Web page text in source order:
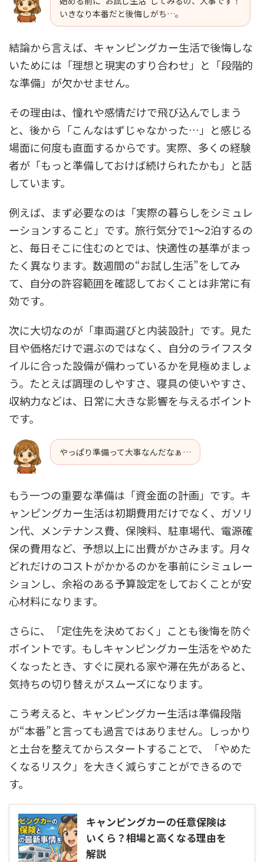
いきなり本番だと後悔しがち…。
結論から言えば、キャンピングカー生活で後悔しな
いためには「理想と現実のすり合わせ」と「段階的
な準備」が欠かせません。
その理由は、憧れや感情だけで飛び込んでしまう
と、後から「こんなはずじゃなかった…」と感じる
場面に何度も直面するからです。実際、多くの経験
者が「もっと準備しておけば続けられたかも」と話
しています。
例えば、まず必要なのは「実際の暮らしをシミュレ
ーションすること」です。旅行気分で1〜2泊するの
と、毎日そこに住むのとでは、快適性の基準がまっ
たく異なります。数週間の“お試し生活”をしてみ
て、自分の許容範囲を確認しておくことは非常に有
効です。
次に大切なのが「車両選びと内装設計」です。見た
目や価格だけで選ぶのではなく、自分のライフスタ
イルに合った設備が備わっているかを見極めましょ
う。たとえば調理のしやすさ、寝具の使いやすさ、
収納力などは、日常に大きな影響を与えるポイント
です。
やっぱり準備って大事なんだなぁ…
もう一つの重要な準備は「資金面の計画」です。キ
ャンピングカー生活は初期費用だけでなく、ガソリ
ン代、メンテナンス費、保険料、駐車場代、電源確
保の費用など、予想以上に出費がかさみます。月々
どれだけのコストがかかるのかを事前にシミュレー
ションし、余裕のある予算設定をしておくことが安
心材料になります。
さらに、「定住先を決めておく」ことも後悔を防ぐ
ポイントです。もしキャンピングカー生活をやめた
くなったとき、すぐに戻れる家や滞在先があると、
気持ちの切り替えがスムーズになります。
こう考えると、キャンピングカー生活は準備段階
が“本番”と言っても過言ではありません。しっかり
と土台を整えてからスタートすることで、「やめた
くなるリスク」を大きく減らすことができるので
す。
キャンピングカーの任意保険は
いくら？相場と高くなる理由を
解説